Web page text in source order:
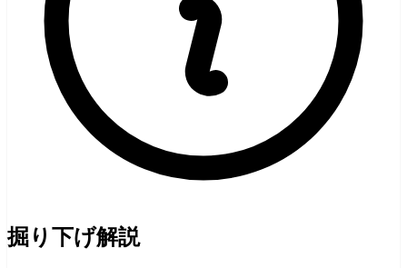
掘り下げ解説